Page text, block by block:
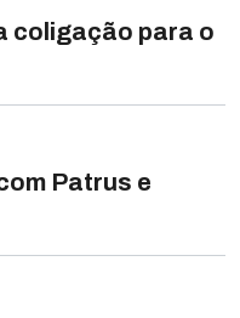
coligação para o
Patrus e